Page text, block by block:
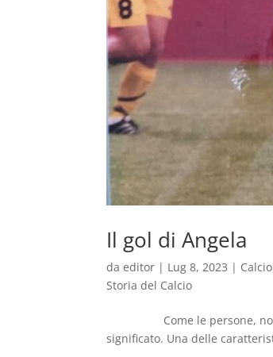
Il gol di Angela
daeditor | Lug 8, 2023 |
Storia del Calcio
Come le persone, non
significato. Una delle